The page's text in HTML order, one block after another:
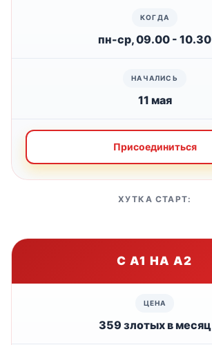
пн-ср, 09.00 - 10.30
11 мая
Присоединиться
ХУТКА СТАРТ:
С А1 НА А2
359 злотых в месяц